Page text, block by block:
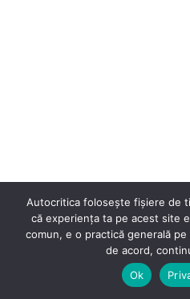
Autocritica folosește fișiere de
că experiența ta pe acest site
comun, e o practică generală
de acord,
Ok